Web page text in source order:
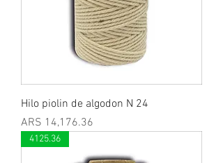
Hilo piolin de algodon N 24
Price
ARS 14,176.36
4125.36